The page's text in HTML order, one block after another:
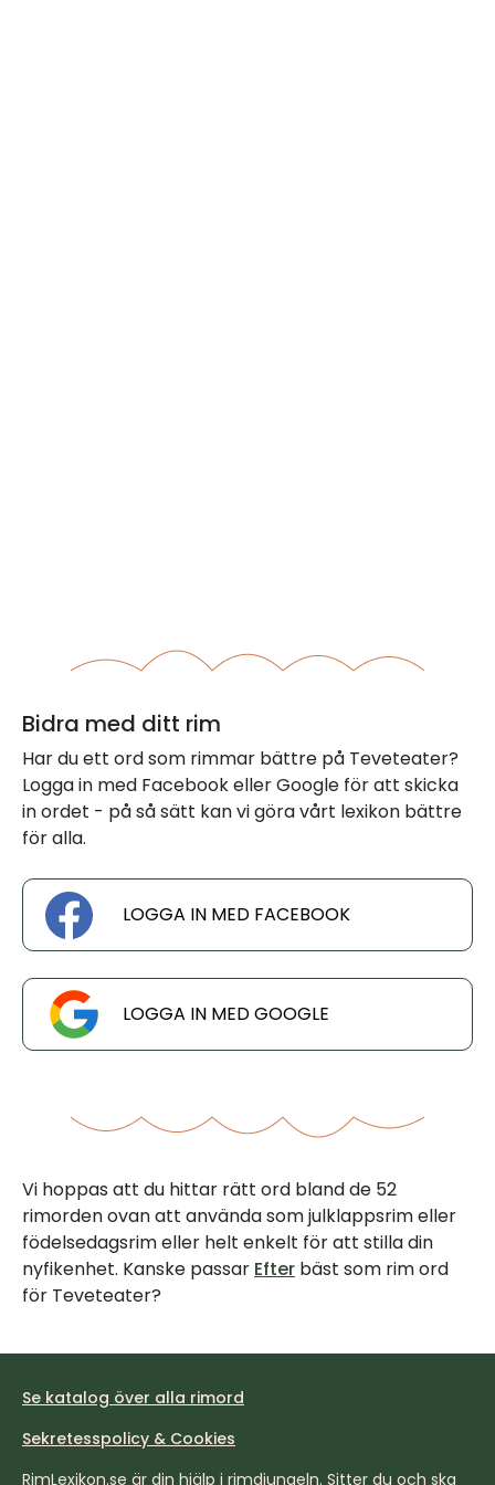
Bidra med ditt rim
Har du ett ord som rimmar bättre på Teveteater?
Logga in med Facebook eller Google för att skicka
in ordet - på så sätt kan vi göra vårt lexikon bättre
för alla.
LOGGA IN MED FACEBOOK
LOGGA IN MED GOOGLE
Vi hoppas att du hittar rätt ord bland de 52
rimorden ovan att använda som julklappsrim eller
födelsedagsrim eller helt enkelt för att stilla din
nyfikenhet. Kanske passar Efter bäst som rim ord
för Teveteater?
Se katalog över alla rimord
Sekretesspolicy & Cookies
RimLexikon.se är din hjälp i rimdjungeln. Sitter du och ska